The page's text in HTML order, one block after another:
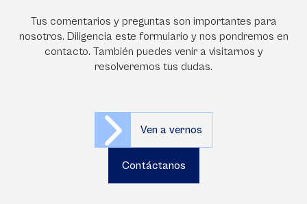
Tus comentarios y preguntas son importantes para
nosotros. Diligencia este formulario y nos pondremos en
contacto. También puedes venir a visitarnos y
resolveremos tus dudas.
Ven a vernos
Contáctanos